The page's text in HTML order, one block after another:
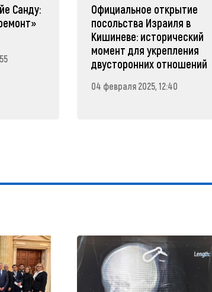
Санду:
Официальное открытие
посольства Израиля в
Кишиневе: исторический
момент для укрепления
двусторонних отношений
04 февраля 2025, 12:40